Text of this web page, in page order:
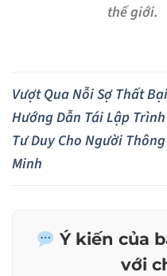
thế giới.
Vượt Qua Nỗi Sợ Thất
Hướng Dẫn Tái Lập Trình
Tư Duy Cho Người Thông
Minh
Ý kiến của
với